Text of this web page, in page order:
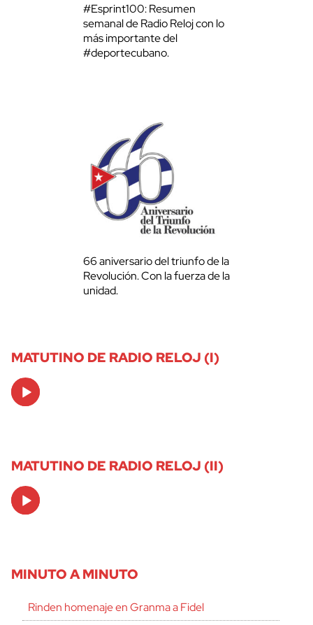
#Esprint100: Resumen
semanal de Radio Reloj con lo
más importante del
#deportecubano.
66 aniversario del triunfo de la
Revolución. Con la fuerza de la
unidad.
MATUTINO DE RADIO RELOJ (I)
Audio
Player
MATUTINO DE RADIO RELOJ (II)
Audio
Player
MINUTO A MINUTO
Rinden homenaje en Granma a Fidel